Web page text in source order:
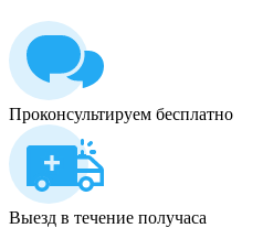
Проконсультируем бесплатно
Выезд в течение получаса